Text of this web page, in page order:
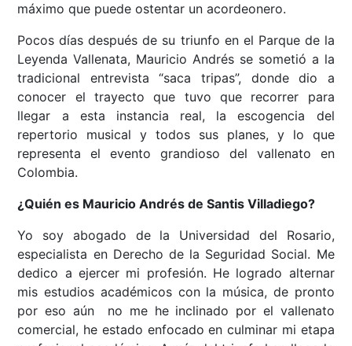
máximo que puede ostentar un acordeonero.
Pocos días después de su triunfo en el Parque de la
Leyenda Vallenata, Mauricio Andrés se sometió a la
tradicional entrevista “saca tripas”, donde dio a
conocer el trayecto que tuvo que recorrer para
llegar a esta instancia real, la escogencia del
repertorio musical y todos sus planes, y lo que
representa el evento grandioso del vallenato en
Colombia.
¿Quién es Mauricio Andrés de Santis Villadiego?
Yo soy abogado de la Universidad del Rosario,
especialista en Derecho de la Seguridad Social. Me
dedico a ejercer mi profesión. He logrado alternar
mis estudios académicos con la música, de pronto
por eso aún no me he inclinado por el vallenato
comercial, he estado enfocado en culminar mi etapa